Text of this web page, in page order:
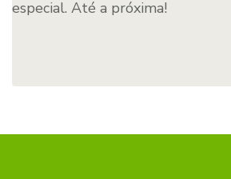
especial. Até a próxima!